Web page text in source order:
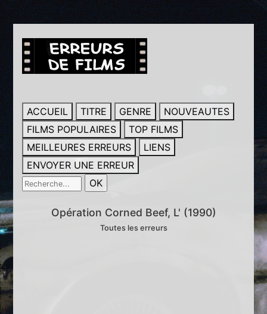
ACCUEIL TITRE GENRE
NOUVEAUTES
FILMS POPULAIRES
TOP FILMS
MEILLEURES ERREURS
LIENS
ENVOYER UNE ERREUR
Opération Corned Beef, L' (1990)
Toutes les erreurs